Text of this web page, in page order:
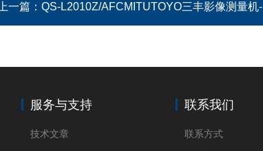
一篇： QS-L2010Z/AFCMITUTOYO三丰影像测量机-手动测量型
服务与支持
技术文章
联系我们
联系方式